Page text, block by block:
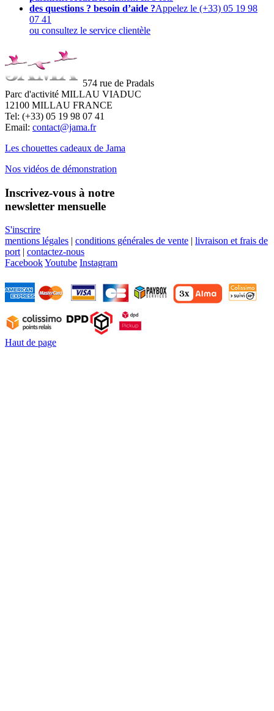
des questions ? besoin d’aide ?Appelez le (+33) 05 19 98
07 41
ou consultez le service clientèle
574 rue de Pradals
Parc d'activité MILLAU VIADUC
12100 MILLAU FRANCE
Tel: (+33) 05 19 98 07 41
Email: contact@jama.fr
Les chouettes cadeaux de Jama
Nos vidéos de démonstration
Inscrivez-vous à notre
newsletter mensuelle
S'inscrire
mentions légales | conditions générales de vente | livraison et frais de
port | contactez-nous
FacebookYoutube Instagram
Haut de page